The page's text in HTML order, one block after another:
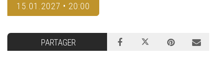
15.01.2027 • 20:00
PARTAGER